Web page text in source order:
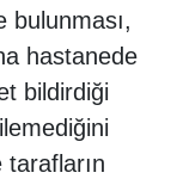
bulunması,
hastanede
bildirdiği
tarafların